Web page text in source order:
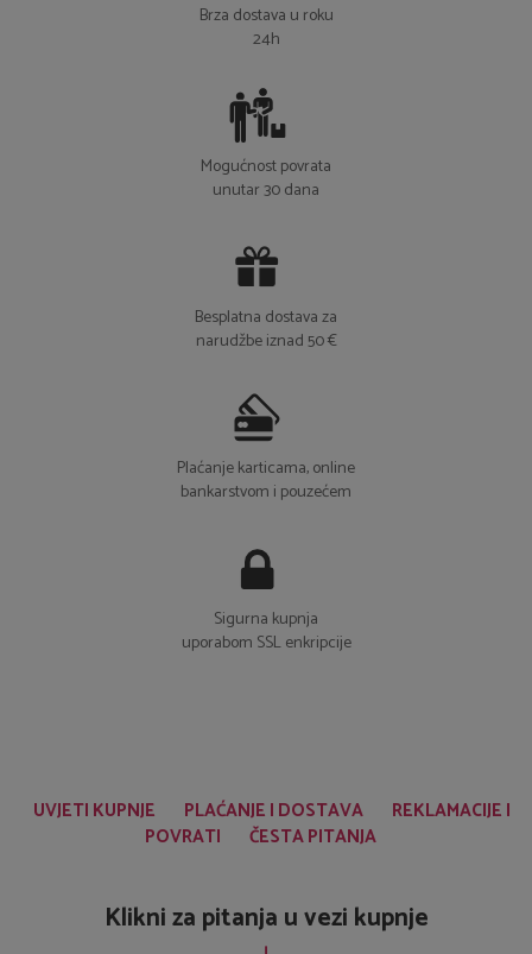
Brza dostava u roku
24h
Mogućnost povrata
unutar 30 dana
Besplatna dostava za
narudžbe iznad 50 €
Plaćanje karticama, online
bankarstvom i pouzećem
Sigurna kupnja
uporabom SSL enkripcije
UVJETI KUPNJE PLAĆANJE I DOSTAVA
REKLAMACIJE I
POVRATI
ČESTA PITANJA
Klikni za pitanja u vezi kupnje